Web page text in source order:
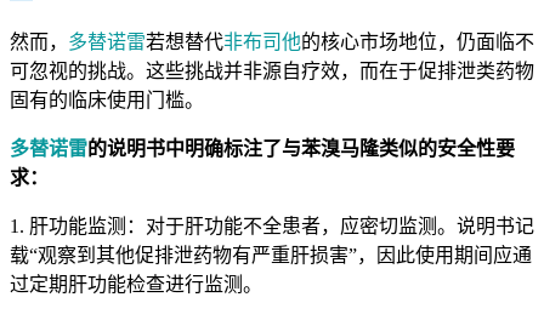
然而， 多替诺雷若想替代非布司他的核心市场地位，仍面临不
可忽视的挑战。这些挑战并非源自疗效，而在于促排泄类药物
固有的临床使用门槛。
多替诺雷的说明书中明确标注了与苯溴马隆类似的安全性要
求：
1. 肝功能监测：对于肝功能不全患者，应密切监测。说明书记
载“观察到其他促排泄药物有严重肝损害”，因此使用期间应通
过定期肝功能检查进行监测。